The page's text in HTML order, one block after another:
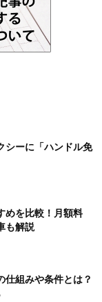
シーに「ハンドル免
めを比較！月額料
も解説
仕組みや条件とは？